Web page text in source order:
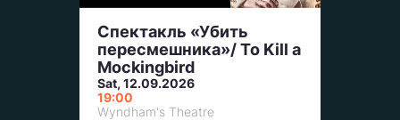
Спектакль «Убить
пересмешника»/ To Kill a
Mockingbird
Sat, 12.09.2026
19:00
Wyndham's Theatre